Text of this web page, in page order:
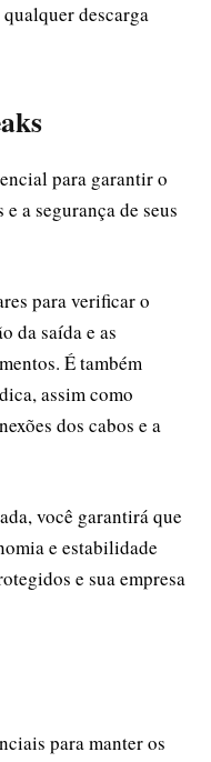
descarga
para garantir o
a segurança de seus
para verificar o
da saída e as
É também
assim como
dos cabos e a
você garantirá que
e estabilidade
e sua empresa
para manter os